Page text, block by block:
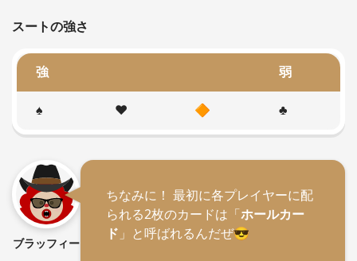
スートの強さ
強 弱
♠ ❤ 🔶 ♣
ブラッフィー
ちなみに！ 最初に各プレイヤーに配
られる2枚のカードは「ホールカー
ド 」と呼ばれるんだぜ😎